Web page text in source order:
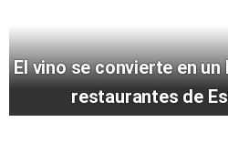
El vino se convierte en
restaurantes de